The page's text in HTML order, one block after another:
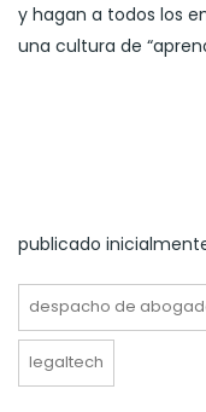
y hagan a todos los
una cultura de
publicado
despacho de
legaltech